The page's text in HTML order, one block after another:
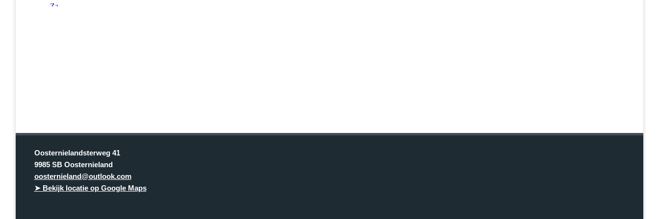
Oosternielandsterweg 41
9985 SB Oosternieland
oosternieland@outlook.com
➤ Bekijk locatie op Google Maps